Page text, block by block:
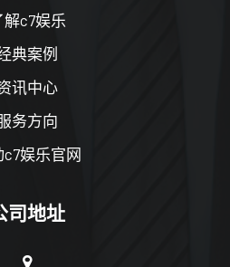
解c7娱乐
典案例
讯中心
务方向
c7娱乐官网
司地址